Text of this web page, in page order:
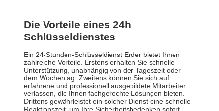
Die Vorteile eines 24h
Schlüsseldienstes
Ein 24-Stunden-Schlüsseldienst Erder bietet Ihnen
zahlreiche Vorteile. Erstens erhalten Sie schnelle
Unterstützung, unabhängig von der Tageszeit oder
dem Wochentag. Zweitens können Sie sich auf
erfahrene und professionell ausgebildete Mitarbeiter
verlassen, die Ihnen fachgerechte Lösungen bieten.
Drittens gewährleistet ein solcher Dienst eine schnelle
Reaktionszeit, um Ihre Sicherheitsbedenken sofort